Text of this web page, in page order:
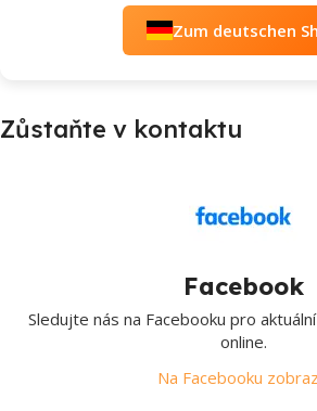
Zum deutschen
Zůstaňte v kontaktu
Facebook
Sledujte nás na Facebooku pro
online.
Na Facebooku